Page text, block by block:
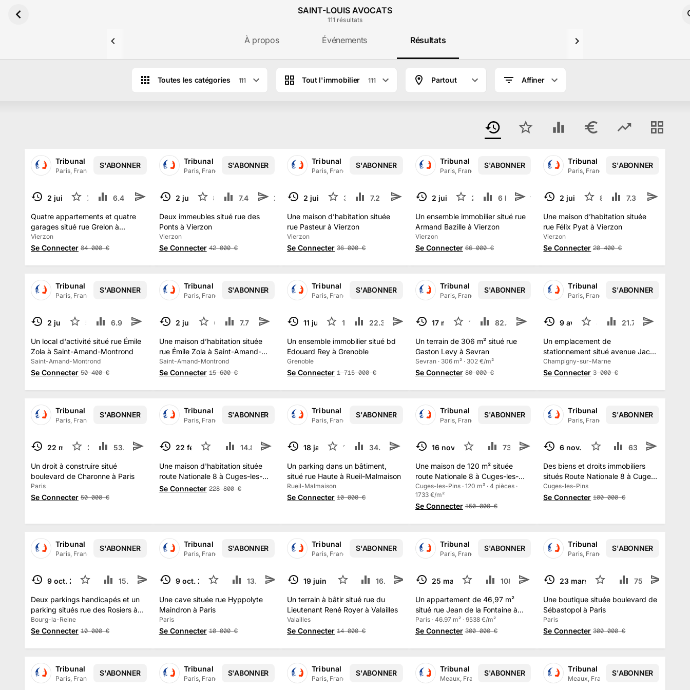
SAINT-LOUIS AVOCATS
111 résultats
À propos Événements Résultats
Toutes les catégories 111 Tout l'immobilier 111 Partout Affiner
Tribunal Judiciaire de PARIS
Paris, France 13.5 k abonné s
S'ABONNER
TERMINÉ2 juil. 7 6.4 k
Quatre appartements et quatre
garages situé rue Grelon à
Vierzon
Vierzon
Se Connecter 84 000 €
Tribunal Judiciaire de PARIS
Paris, France 13.5 kabonné s
S'ABONNER
TERMINÉ2 juil. 8 7.4 k 2
Deux immeubles situé rue des
Ponts à Vierzon
Vierzon
Se Connecter 42 000 €
Tribunal Judiciaire de PARIS
Paris, France 13.5 k abonné s
S'ABONNER
TERMINÉ2 juil. 3 7.2 k
Une maison d’habitation située
rue Pasteur à Vierzon
Vierzon
Se Connecter 36 000 €
Tribunal Judiciaire de PARIS
Paris, France 13.5 kabonné s
S'ABONNER
TERMINÉ2 juil. 2 6 k 1
Un ensemble immobilier situé rue
Armand Bazille à Vierzon
Vierzon
Se Connecter 66 000 €
Tribunal Judiciaire de PARIS
Paris, France 13.5 kabonné s
S'ABONNER
TERMINÉ2 juil. 8 7.3 k
Une maison d’habitation située
rue Félix Pyat à Vierzon
Vierzon
Se Connecter 20 400 €
Tribunal Judiciaire de PARIS
Paris, France 13.5 k abonné s
S'ABONNER
TERMINÉ2 juil. 5 6.9 k
Un local d'activité situé rue Émile
Zola à Saint-Amand-Montrond
Saint-Amand-Montrond
Se Connecter 50 400 €
Tribunal Judiciaire de PARIS
Paris, France 13.5 kabonné s
S'ABONNER
TERMINÉ2 juil. 6 7.7 k
Une maison d’habitation située
rue Émile Zola à Saint-Amand-
Montrond
Saint-Amand-Montrond
Se Connecter 15 600 €
Tribunal Judiciaire de PARIS
Paris, France 13.5 k abonné s
S'ABONNER
TERMINÉ11 juin 10 22.3 k
Un ensemble immobilier situé bd
Edouard Rey à Grenoble
Grenoble
Se Connecter 1 715 000 €
Tribunal Judiciaire de PARIS
Paris, France 13.5 kabonné s
S'ABONNER
TERMINÉ17 mai 13 82.3 k
Un terrain de 306 m² situé rue
Gaston Levy à Sevran
Sevran · 306 m² · 302 €/m²
Se Connecter 80 000 €
Tribunal Judiciaire de PARIS
Paris, France 13.5 kabonné s
S'ABONNER
TERMINÉ9 avr. 8 21.7 k 3
Un emplacement de
stationnement situé avenue Jack
Gourevitch à Champigny-sur-
Marne
Champigny-sur-Marne
Se Connecter 3 000 €
Tribunal Judiciaire de PARIS
Paris, France 13.5 k abonné s
S'ABONNER
TERMINÉ22 mars 29 53.5 k
Un droit à construire situé
boulevard de Charonne à Paris
Paris
Se Connecter 50 000 €
Tribunal Judiciaire de PARIS
Paris, France 13.5 kabonné s
S'ABONNER
TERMINÉ22 févr. 14.8 k
Une maison d'habitation située
route Nationale 8 à Cuges-les-
Pins
Se Connecter 228 800 €
Tribunal Judiciaire de PARIS
Paris, France 13.5 k abonné s
S'ABONNER
TERMINÉ18 janv. 12 34.7 k
Un parking dans un bâtiment,
situé rue Haute à Rueil-Malmaison
Rueil-Malmaison
Se Connecter 10 000 €
Tribunal Judiciaire de PARIS
Paris, France 13.5 kabonné s
S'ABONNER
TERMINÉ16 nov. 2025 73.9 k
Une maison de 120 m² située
route Nationale 8 à Cuges-les-
Pins
Cuges-les-Pins · 120 m² · 4 pièces ·
1733 €/m²
Se Connecter 150 000 €
Tribunal Judiciaire de PARIS
Paris, France 13.5 kabonné s
S'ABONNER
TERMINÉ6 nov. 2025 63.2 k
Des biens et droits immobiliers
situés Route Nationale 8 à Cuges-
les-Pins
Cuges-les-Pins
Se Connecter 100 000 €
Tribunal Judiciaire de PARIS
Paris, France 13.5 k abonné s
S'ABONNER
TERMINÉ9 oct. 2025 15.5 k
Deux parkings handicapés et un
parking situés rue des Rosiers à
Bourg-la-Reine
Bourg-la-Reine
Se Connecter 10 000 €
Tribunal Judiciaire de PARIS
Paris, France 13.5 kabonné s
S'ABONNER
TERMINÉ9 oct. 2025 13.3 k
Une cave située rue Hyppolyte
Maindron à Paris
Paris
Se Connecter 10 000 €
Tribunal Judiciaire de PARIS
Paris, France 13.5 k abonné s
S'ABONNER
TERMINÉ19 juin 2025 16.4 k
Un terrain à bâtir situé rue du
Lieutenant René Royer à Valailles
Valailles
Se Connecter 14 000 €
Tribunal Judiciaire de PARIS
Paris, France 13.5 kabonné s
S'ABONNER
TERMINÉ25 mai 2025 108.9 k
Un appartement de 46,97 m²
situé rue Jean de la Fontaine à
Paris
Paris · 46.97 m² · 9538 €/m²
Se Connecter 300 000 €
Tribunal Judiciaire de PARIS
Paris, France 13.5 kabonné s
S'ABONNER
TERMINÉ23 mars 2025 75.4 k
Une boutique située boulevard de
Sébastopol à Paris
Paris
Se Connecter 300 000 €
Tribunal Judiciaire de PARIS
Paris, France 13.5 k abonné s
S'ABONNER Tribunal Judiciaire de PARIS
Paris, France 13.5 kabonné s
S'ABONNER Tribunal Judiciaire de PARIS
Paris, France 13.5 k abonné s
S'ABONNER Tribunal Judiciaire de MEAUX
Meaux, France ·1.5 k abonnés
S'ABONNER Tribunal Judiciaire de MEAUX
Meaux, France · 1.5 kabonnés
S'ABONNER